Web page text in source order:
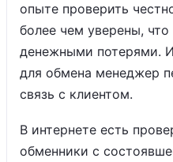
опыте проверить
более чем уверены,
денежными потерями.
для обмена менеджер
связь с клиентом.
В интернете есть
обменники с